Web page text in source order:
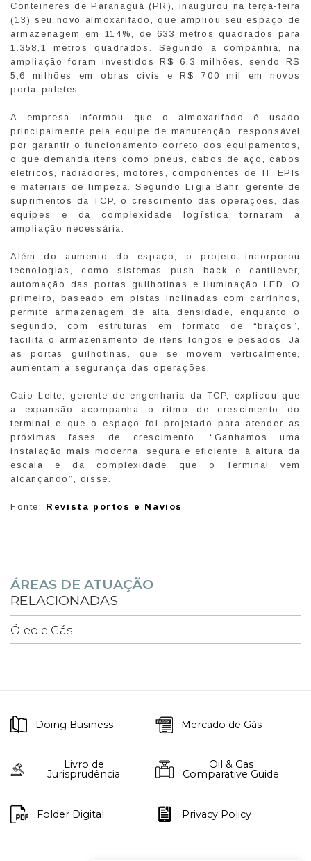
Contêineres de Paranaguá (PR), inaugurou na terça-feira
(13) seu novo almoxarifado, que ampliou seu espaço de
armazenagem em 114%, de 633 metros quadrados para
1.358,1 metros quadrados. Segundo a companhia, na
ampliação foram investidos R$ 6,3 milhões, sendo R$
5,6 milhões em obras civis e R$ 700 mil em novos
porta-paletes.
A empresa informou que o almoxarifado é usado
principalmente pela equipe de manutenção, responsável
por garantir o funcionamento correto dos equipamentos,
o que demanda itens como pneus, cabos de aço, cabos
elétricos, radiadores, motores, componentes de TI, EPIs
e materiais de limpeza. Segundo Lígia Bahr, gerente de
suprimentos da TCP, o crescimento das operações, das
equipes e da complexidade logística tornaram a
ampliação necessária.
Além do aumento do espaço, o projeto incorporou
tecnologias, como sistemas push back e cantilever,
automação das portas guilhotinas e iluminação LED. O
primeiro, baseado em pistas inclinadas com carrinhos,
permite armazenagem de alta densidade, enquanto o
segundo, com estruturas em formato de “braços”,
facilita o armazenamento de itens longos e pesados. Já
as portas guilhotinas, que se movem verticalmente,
aumentam a segurança das operações.
Caio Leite, gerente de engenharia da TCP, explicou que
a expansão acompanha o ritmo de crescimento do
terminal e que o espaço foi projetado para atender as
próximas fases de crescimento. “Ganhamos uma
instalação mais moderna, segura e eficiente, à altura da
escala e da complexidade que o Terminal vem
alcançando”, disse.
Fonte: Revista portos e Navios
ÁREAS DE ATUAÇÃO
RELACIONADAS
Óleo e Gás
Doing Business Mercado de Gás
Livro de
Jurisprudência
Oil & Gas
Comparative Guide
Folder Digital Privacy Policy